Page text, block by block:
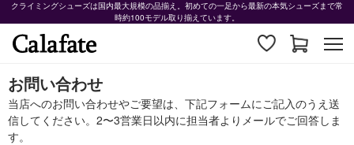
クライミングシューズは国内最大規模の品揃え。初めての一足から最新の本気シューズまで常
時約100モデル取り揃えています。
お問い合わせ
当店へのお問い合わせやご要望は、下記フォームにご記入のうえ送
信してください。2〜3営業日以内に担当者よりメールでご回答しま
す。